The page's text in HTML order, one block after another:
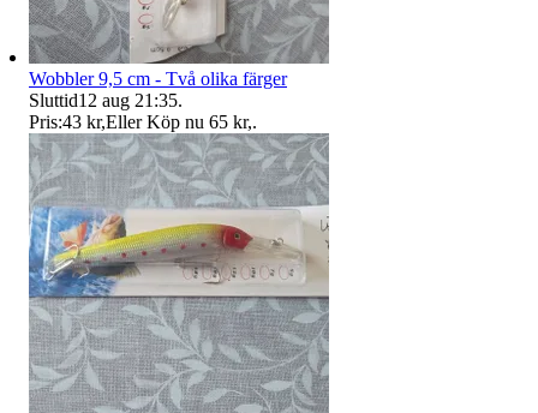
Wobbler 9,5 cm - Två olika färger
Sluttid12 aug 21:35.
Pris:43 kr,Eller Köp nu 65 kr,.